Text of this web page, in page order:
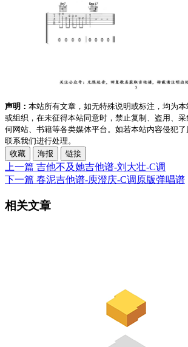
声明： 本站所有文章，如无特殊说明或标注，均为
或组织，在未征得本站同意时，禁止复制、盗用、
何网站、书籍等各类媒体平台。如若本站内容侵犯
联系我们进行处理。
收藏
海报 链接
上一篇 吉他不及她吉他谱-刘大壮-C调
下一篇 春泥吉他谱-庾澄庆-C调原版弹唱谱
相关文章